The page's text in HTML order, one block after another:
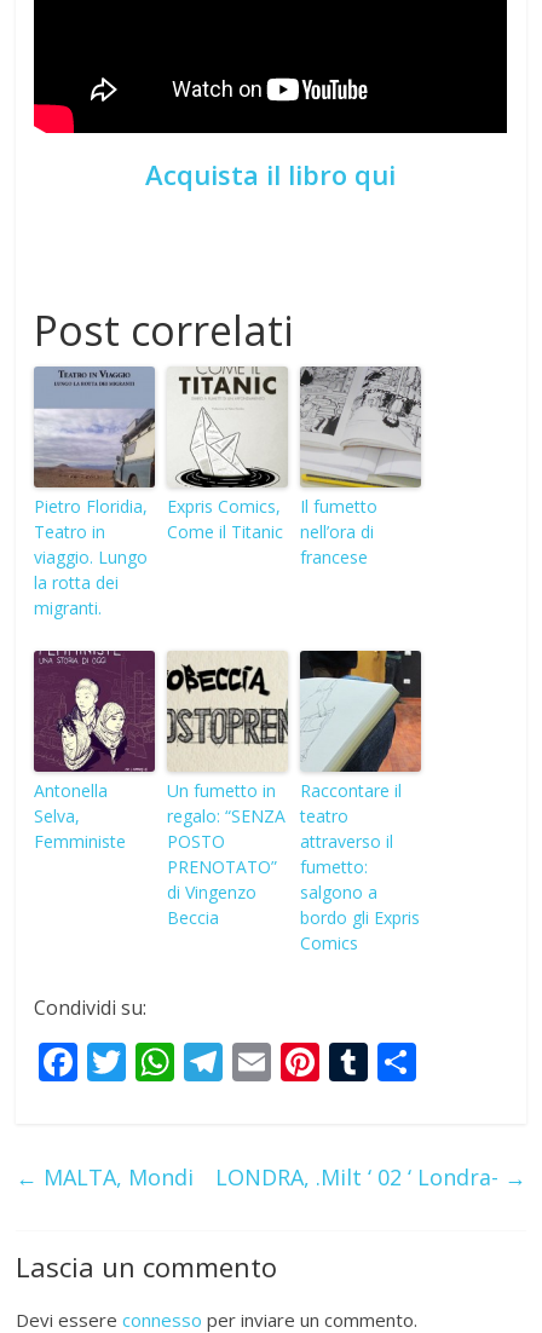
Acquista il libro qui
Post correlati
Pietro Floridia,
Teatro in
viaggio. Lungo
la rotta dei
migranti.
Expris Comics,
Come il Titanic
Il fumetto
nell’ora di
francese
Antonella
Selva,
Femministe
Un fumetto in
regalo: “SENZA
POSTO
PRENOTATO”
di Vingenzo
Beccia
Raccontare il
teatro
attraverso il
fumetto:
salgono a
bordo gli Expris
Comics
Condividi su:
F
b
o
k
T
er
W
s
p
p
T
gr
m
E
l
Pi
e
T
bl e
← MALTA, Mondi LONDRA, .Milt ‘ 02 ‘ Londra- →
Lascia un commento
Devi essereconnesso per inviare un commento.